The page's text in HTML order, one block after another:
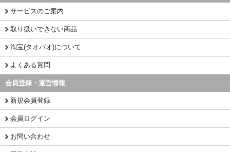
サービスのご案内
取り扱いできない商品
淘宝(タオバオ)について
よくある質問
会員登録・運営情報
新規会員登録
会員ログイン
お問い合わせ